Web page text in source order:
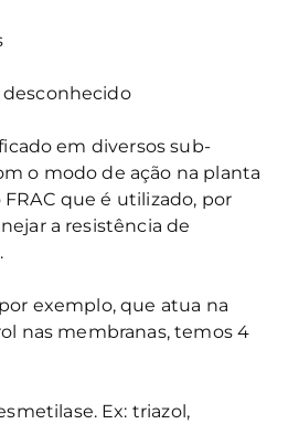
desconhecido
em diversos sub-
o modo de ação na planta
que é utilizado, por
a resistência de
exemplo, que atua na
nas membranas, temos 4
Ex: triazol,